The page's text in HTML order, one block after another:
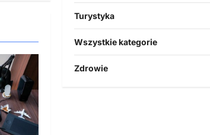
Turystyka
Wszystkie kategorie
Zdrowie